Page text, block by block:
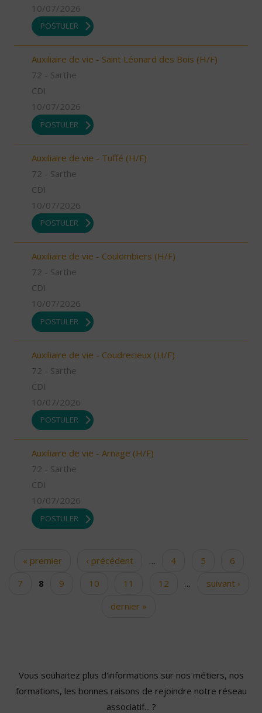
10/07/2026
POSTULER
Auxiliaire de vie - Saint Léonard des Bois (H/F)
72 - Sarthe
CDI
10/07/2026
POSTULER
Auxiliaire de vie - Tuffé (H/F)
72 - Sarthe
CDI
10/07/2026
POSTULER
Auxiliaire de vie - Coulombiers (H/F)
72 - Sarthe
CDI
10/07/2026
POSTULER
Auxiliaire de vie - Coudrecieux (H/F)
72 - Sarthe
CDI
10/07/2026
POSTULER
Auxiliaire de vie - Arnage (H/F)
72 - Sarthe
CDI
10/07/2026
POSTULER
Pages« premier ‹ précédent … 4 5
6
7
8 9 10 11 12 …
suivant ›
dernier »
Vous souhaitez plus d'informations sur nos métiers, nos
formations, les bonnes raisons de rejoindre notre réseau
associatif... ?